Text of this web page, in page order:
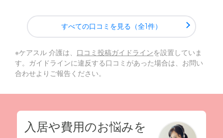
すべての口コミを見る（全1件）
※ケアスル 介護は、 口コミ投稿ガイドラインを設置していま
す。ガイドラインに違反する口コミがあった場合は、お問い
合わせよりご報告ください。
入居や費用のお悩みを